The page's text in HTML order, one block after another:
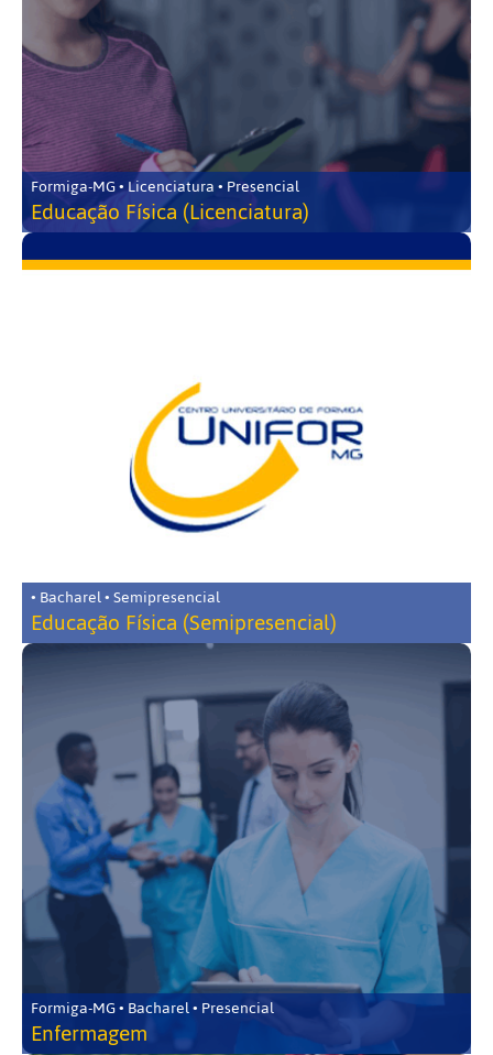
Formiga-MG • Licenciatura • Presencial
Educação Física (Licenciatura)
• Bacharel • Semipresencial
Educação Física (Semipresencial)
Formiga-MG • Bacharel • Presencial
Enfermagem